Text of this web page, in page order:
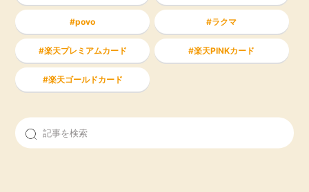
povo ラクマ
楽天プレミアムカード 楽天PINKカード
楽天ゴールドカード